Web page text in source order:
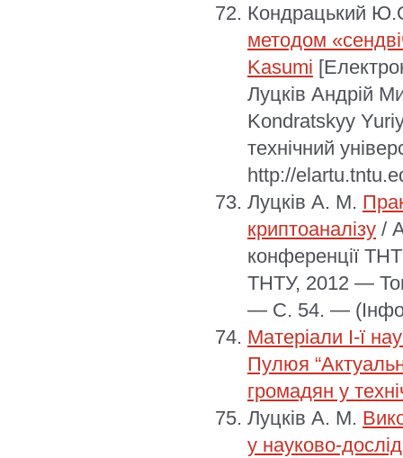
Кондрацький
методом
Kasumi
Луцків Андрій
Kondratskyy
технічний
http://
Луцків А. М.
криптоаналізу /
конференції
ТНТУ, 2012 — Том
— С. 54. —
Матеріали І-ї
Пулюя
громадян у
Луцків А. М.
у науково-